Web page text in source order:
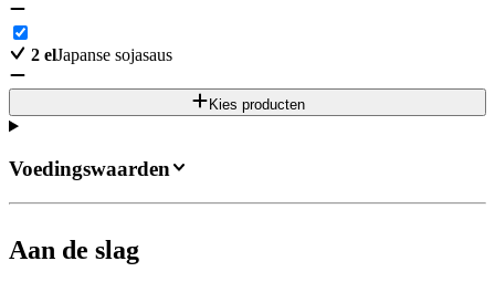
2 elJapanse sojasaus
Kies producten
Aan de slag
Voedingswaarden